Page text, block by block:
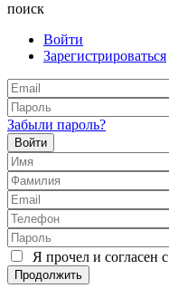
поиск
Войти
Зарегистрироваться
Забыли пароль?
Войти
Я прочел и согласен с
Продолжить